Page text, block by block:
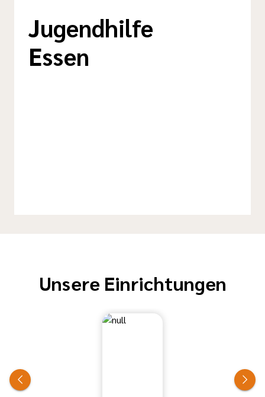
Jugendhilfe
Essen
Unsere Einrichtungen